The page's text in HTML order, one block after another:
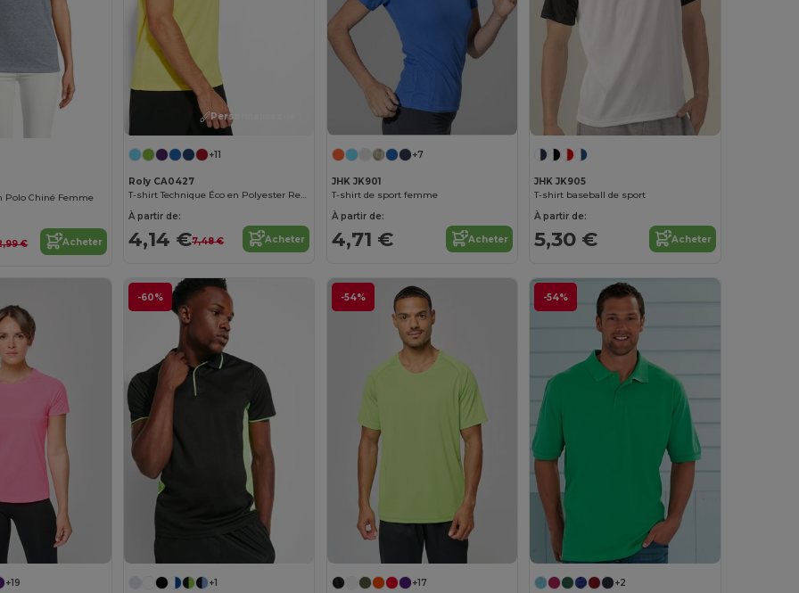
Polo Chiné Femme
€ Acheter
Personnalisez-le !
+11
Roly CA0427
T-shirt Technique Éco en Polyester Recyclé CONTROL-DRY
À partir de:
4,14 €7,48 € Acheter
+7
JHK JK901
T-shirt de sport femme
À partir de:
4,71 € Acheter
JHK JK905
T-shirt baseball de sport
À partir de:
5,30 € Acheter
+19
-60%
+1
-54%
+17
-54%
+2